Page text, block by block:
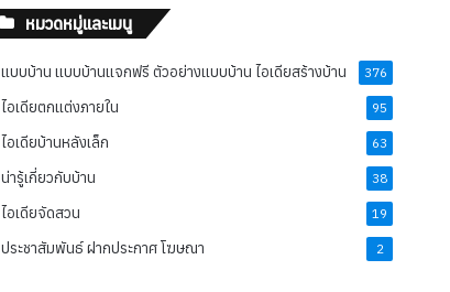
หมวดหมู่และเมนู
แบบบ้าน แบบบ้านแจกฟรี ตัวอย่างแบบบ้าน ไอเดียสร้างบ้าน 376
ไอเดียตกแต่งภายใน 95
ไอเดียบ้านหลังเล็ก 63
น่ารู้เกี่ยวกับบ้าน 38
ไอเดียจัดสวน 19
ประชาสัมพันธ์ ฝากประกาศ โฆษณา 2